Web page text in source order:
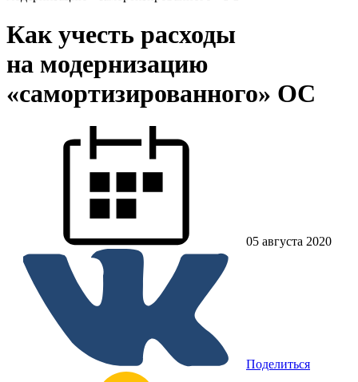
Как учесть расходы
на модернизацию
«самортизированного» ОС
05 августа 2020
Поделиться